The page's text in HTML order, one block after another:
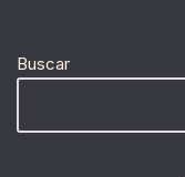
Buscar